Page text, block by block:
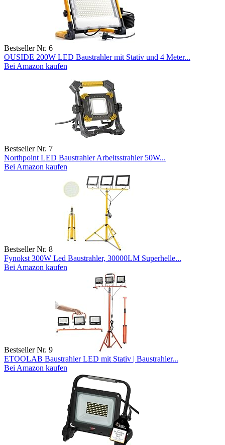
Bestseller Nr. 6
OUSIDE 200W LED Baustrahler mit Stativ und 4 Meter...
Bei Amazon kaufen
Bestseller Nr. 7
Northpoint LED Baustrahler Arbeitsstrahler 50W...
Bei Amazon kaufen
Bestseller Nr. 8
Fynokst 300W Led Baustrahler, 30000LM Superhelle...
Bei Amazon kaufen
Bestseller Nr. 9
ETOOLAB Baustrahler LED mit Stativ | Baustrahler...
Bei Amazon kaufen